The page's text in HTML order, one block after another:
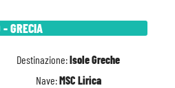
GRECIA
Destinazione:Isole Greche
Nave:MSC Lirica